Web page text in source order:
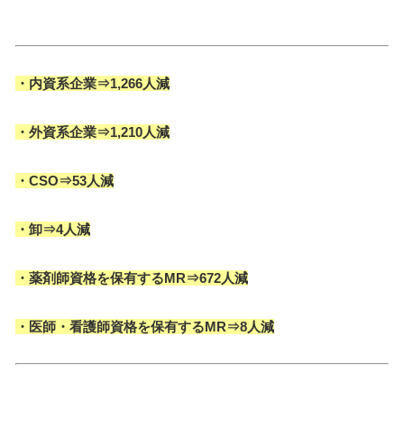
・内資系企業⇒1,266人減
・外資系企業⇒1,210人減
・CSO⇒53人減
・卸⇒4人減
・薬剤師資格を保有するMR⇒672人減
・医師・看護師資格を保有するMR⇒8人減